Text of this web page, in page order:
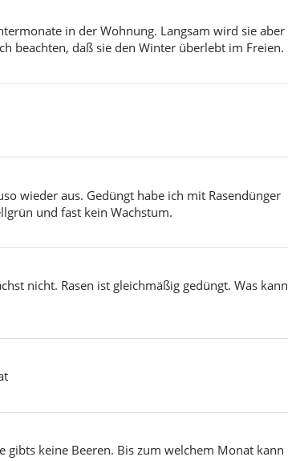
in der Wohnung. Langsam wird sie aber
beachten, daß sie den Winter überlebt im Freien.
wieder aus. Gedüngt habe ich mit Rasendünger
und fast kein Wachstum.
nicht. Rasen ist gleichmäßig gedüngt. Was kann
gibts keine Beeren. Bis zum welchem Monat kann